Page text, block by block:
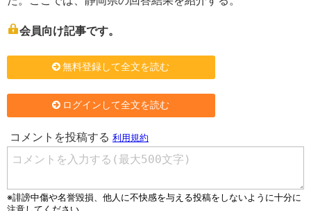
会員向け記事です。
無料登録して全文を読む
ログインして全文を読む